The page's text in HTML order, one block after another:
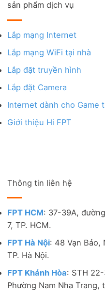
sản phẩm dịch vụ
Lắp mạng Internet
Lắp mạng WiFi tại nhà
Lắp đặt truyền hình
Lắp đặt Camera
Internet dành cho Game
Giới thiệu Hi FPT
Thông tin liên hệ
FPT HCM: 37-39A,
7, TP. HCM.
FPT Hà Nội: 48 Vạn Bảo,
TP. Hà Nội.
FPT Khánh Hòa: STH
Phường Nam Nha Trang,